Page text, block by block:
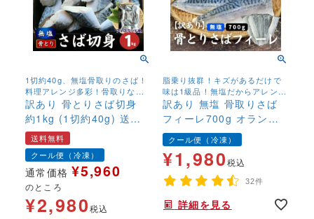
1切約40g、無塩骨取りのさば！
料理アレンジ多彩！骨取りなの
でお子様にも安心して召し上が
れます！
訳あり 骨とりさば切身
約1kg (1切約40g) 送料
無料 無塩 骨取り 鯖 サバ
無添加 お弁当 大容量 ス
トック
送料無料
クール便（冷凍）
通常価格 ¥5,960
のところ
¥2,980税込
脂乗り抜群！キズがあるだけで
味は1級品！無塩だからアレンジ
が豊富！さらに骨取りだからお
子様にも安心！
訳あり 無塩 骨取りさば
フィーレ700g オランダ
産 ベトナム産 フェロー
諸島 イギリス産 鯖 サバ
キズ有 傷 塩なし お弁当
ほねとり
クール便（冷凍）
¥1,980税込
32件
詳細を見る